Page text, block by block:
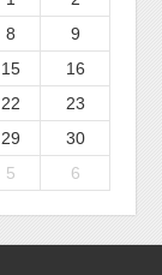
8
9
15
16
22
23
29
30
5 6